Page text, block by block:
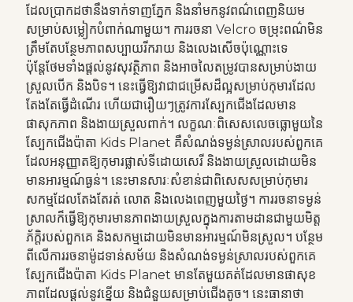
ដែលប្រាកដថានឹងទាក់ទាញភ្នែក និងនាំមកនូវពណ៌ពេញនិយម
សម្រាប់សម្លៀកបំពាក់ណាមួយ។ ការរចនា Velcro ចម្រុះពណ៌មិន
ត្រឹមតែបន្ថែមភាពសប្បាយរីករាយ និងលេងសើចប៉ុណ្ណោះទេ
ប៉ុន្តែថែមទាំងផ្តល់នូវសុវត្ថិភាព និងអាចលៃតម្រូវបានសម្រាប់ងាយ
ស្រួលបើក និងបិទ។ នេះធ្វើឱ្យវាជាជម្រើសដ៏ល្អសម្រាប់កុមារដែល
តែងតែធ្វើដំណើរ ហើយជារឿយៗត្រូវការស្បែកជើងដែលមាន
ផាសុកភាព និងងាយស្រួលពាក់។ លក្ខណៈពិសេសលេចធ្លោមួយនៃ
ស្បែកជើងប៉ាតា Kids Planet គឺសំណង់ទម្ងន់ស្រាលរបស់ពួកគេ
ដែលអនុញ្ញាតឱ្យកុមារផ្លាស់ទីដោយសេរី និងងាយស្រួលដោយមិន
មានអារម្មណ៍ធ្ងន់។ នេះមានសារៈសំខាន់ជាពិសេសសម្រាប់កុមារ
សកម្មដែលតែងតែរត់ លោត និងលេងពេញមួយថ្ងៃ។ ការរចនាទម្ងន់
ស្រាលក៏ធ្វើឱ្យកុមារមានភាពងាយស្រួលក្នុងការតាមដានជាមួយមិត្ត
ភ័ក្តិរបស់ពួកគេ និងសកម្មដោយមិនមានអារម្មណ៍មិនស្រួល។ បន្ថែម
ពីលើការរចនាម៉ូដទាន់សម័យ និងសំណង់ទម្ងន់ស្រាលរបស់ពួកគេ
ស្បែកជើងប៉ាតា Kids Planet មានតែមួយគត់ដែលមានផាសុខ
ភាពដែលផ្តល់នូវខ្នើយ និងជំនួយសម្រាប់ជើងតូច។ នេះធានាថា